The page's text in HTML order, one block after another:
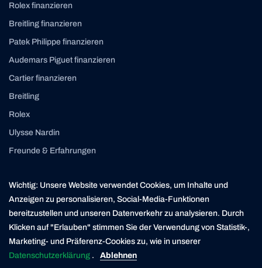
Rolex finanzieren
Breitling finanzieren
Patek Philippe finanzieren
Audemars Piguet finanzieren
Cartier finanzieren
Breitling
Rolex
Ulysse Nardin
Freunde & Erfahrungen
Instagram Linkedin
contact@yourasset.com
* Die Kreditvergabe ist verboten, wenn sie zur Überschuldung des Verbrauchers führt (Art. 3
UWG). Der Darlehensgeber ist ein in der Schweiz ansässiger Finanzierungspartner der
Yourasset AG. Yourasset ist ein lizenzierter Kreditvermittler mit Sitz in Zürich.
Wichtig: Unsere Website verwendet Cookies, um Inhalte und
Anzeigen zu personalisieren, Social-Media-Funktionen
bereitzustellen und unseren Datenverkehr zu analysieren. Durch
Klicken auf "Erlauben" stimmen Sie der Verwendung von Statistik-,
Marketing- und Präferenz-Cookies zu, wie in unserer
Datenschutzerklärung . Ablehnen